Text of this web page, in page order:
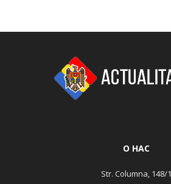
О НАС
Str. Columna, 148/1